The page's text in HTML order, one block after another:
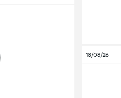
18/08/26